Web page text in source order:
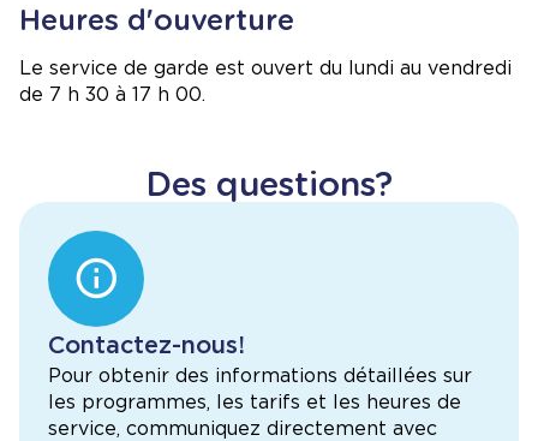
Heures d'ouverture
Le service de garde est ouvert du lundi au vendredi
de 7 h 30 à 17 h 00.
Des questions?
Contactez-nous!
Pour obtenir des informations détaillées sur
les programmes, les tarifs et les heures de
service, communiquez directement avec